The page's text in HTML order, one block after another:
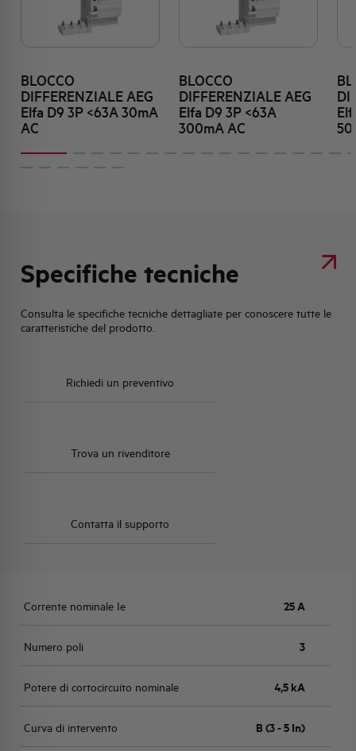
BLOCCO
DIFFERENZIALE AEG
Elfa D9 3P <63A 30mA
AC
BLOCCO
DIFFERENZIALE AEG
Elfa D9 3P <63A
300mA AC
Specifiche tecniche
Consulta le specifiche tecniche dettagliate per conoscere tutte le
caratteristiche del prodotto.
Richiedi un preventivo
Trova un rivenditore
Contatta il supporto
Corrente nominale Ie 25 A
Numero poli 3
Potere di cortocircuito nominale 4,5 kA
Curva di intervento B (3 - 5 In)